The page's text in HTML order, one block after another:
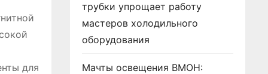
для
трубки упрощает работу
мастеров холодильного
оборудования
Мачты освещения ВМОН: